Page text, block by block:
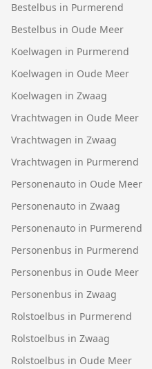
Bestelbus in Purmerend
Bestelbus in Oude Meer
Koelwagen in Purmerend
Koelwagen in Oude Meer
Koelwagen in Zwaag
Vrachtwagen in Oude Meer
Vrachtwagen in Zwaag
Vrachtwagen in Purmerend
Personenauto in Oude Meer
Personenauto in Zwaag
Personenauto in Purmerend
Personenbus in Purmerend
Personenbus in Oude Meer
Personenbus in Zwaag
Rolstoelbus in Purmerend
Rolstoelbus in Zwaag
Rolstoelbus in Oude Meer